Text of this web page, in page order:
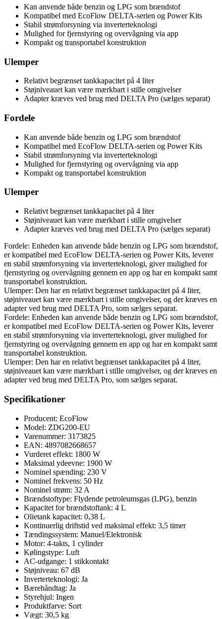
Kan anvende både benzin og LPG som brændstof
Kompatibel med EcoFlow DELTA-serien og Power Kits
Stabil strømforsyning via inverterteknologi
Mulighed for fjernstyring og overvågning via app
Kompakt og transportabel konstruktion
Ulemper
Relativt begrænset tankkapacitet på 4 liter
Støjniveauet kan være mærkbart i stille omgivelser
Adapter kræves ved brug med DELTA Pro (sælges separat)
Fordele
Kan anvende både benzin og LPG som brændstof
Kompatibel med EcoFlow DELTA-serien og Power Kits
Stabil strømforsyning via inverterteknologi
Mulighed for fjernstyring og overvågning via app
Kompakt og transportabel konstruktion
Ulemper
Relativt begrænset tankkapacitet på 4 liter
Støjniveauet kan være mærkbart i stille omgivelser
Adapter kræves ved brug med DELTA Pro (sælges separat)
Fordele: Enheden kan anvende både benzin og LPG som brændstof,
er kompatibel med EcoFlow DELTA-serien og Power Kits, leverer
en stabil strømforsyning via inverterteknologi, giver mulighed for
fjernstyring og overvågning gennem en app og har en kompakt samt
transportabel konstruktion.
Ulemper: Den har en relativt begrænset tankkapacitet på 4 liter,
støjniveauet kan være mærkbart i stille omgivelser, og der kræves en
adapter ved brug med DELTA Pro, som sælges separat.
Fordele: Enheden kan anvende både benzin og LPG som brændstof,
er kompatibel med EcoFlow DELTA-serien og Power Kits, leverer
en stabil strømforsyning via inverterteknologi, giver mulighed for
fjernstyring og overvågning gennem en app og har en kompakt samt
transportabel konstruktion.
Ulemper: Den har en relativt begrænset tankkapacitet på 4 liter,
støjniveauet kan være mærkbart i stille omgivelser, og der kræves en
adapter ved brug med DELTA Pro, som sælges separat.
Specifikationer
Producent: EcoFlow
Model: ZDG200-EU
Varenummer: 3173825
EAN: 4897082668657
Vurderet effekt: 1800 W
Maksimal ydeevne: 1900 W
Nominel spænding: 230 V
Nominel frekvens: 50 Hz
Nominel strøm: 32 A
Brændstoftype: Flydende petroleumsgas (LPG), benzin
Kapacitet for brændstoftank: 4 L
Olietank kapacitet: 0,38 L
Kontinuerlig driftstid ved maksimal effekt: 3,5 timer
Tændingssystem: Manuel/Elektronisk
Motor: 4-takts, 1 cylinder
Kølingstype: Luft
AC-udgange: 1 stikkontakt
Støjniveau: 67 dB
Inverterteknologi: Ja
Bærehåndtag: Ja
Styrehjul: Ingen
Produktfarve: Sort
Vægt: 30,5 kg